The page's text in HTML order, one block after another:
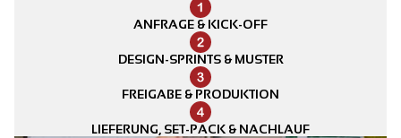
ANFRAGE & KICK-OFF
DESIGN-SPRINTS & MUSTER
FREIGABE & PRODUKTION
LIEFERUNG, SET-PACK & NACHLAUF